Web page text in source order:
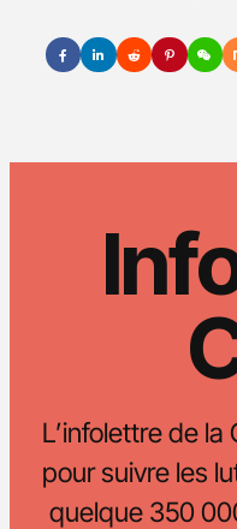
L’infolettre de la
pour suivre les
quelque 350